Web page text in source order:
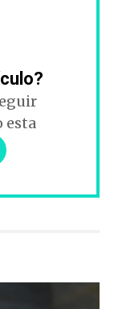
esta